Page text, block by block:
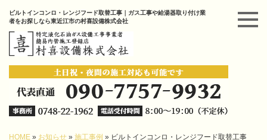
ビルトインコンロ・レンジフード取替工事｜ガス工事や給湯器取り付け業
者をお探しなら東近江市の村喜設備株式会社
HOME » お知らせ » 施工事例 » ビルトインコンロ・レンジフード取替工事